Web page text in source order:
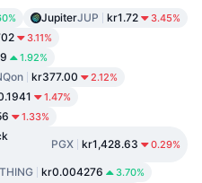
JupiterJUP kr1.72 3.45%
3.11%
1.92%
kr377.00 2.12%
1.47%
1.33%
PGX kr1,428.63 0.29%
kr0.004276 3.70%